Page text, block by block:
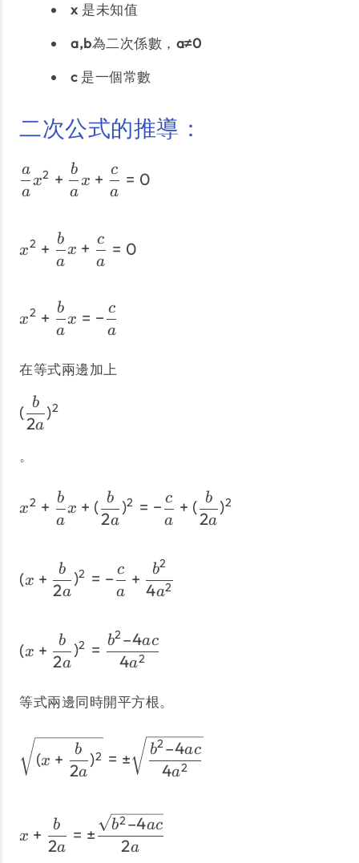
x 是未知值
a,b為二次係數， a≠0
c是一個常數
二次公式的推導：
a
a
x2 +
a
b
x +
a
c = 0
x2 +
a
b
x +
a
c = 0
x2 +
a
b
x = −
a
c
在等式兩邊加上
(
2a
b )2
。
x^2 + \dfrac{b}{a}x +
x2 +
a
b
x + (
2a
b )2 = −
a
c + (
2a
b )2
(x +
2a
b )2 = −
a
c +
4a2
b2
(x +
2a
b )2 =
4a2
b2–4ac
等式兩邊同時開平方根。
\sqrt{(x +
(x +
2a
b )2 = ±
4a2
b2–4ac
x +
2a
b = ±
2a
b2–4ac